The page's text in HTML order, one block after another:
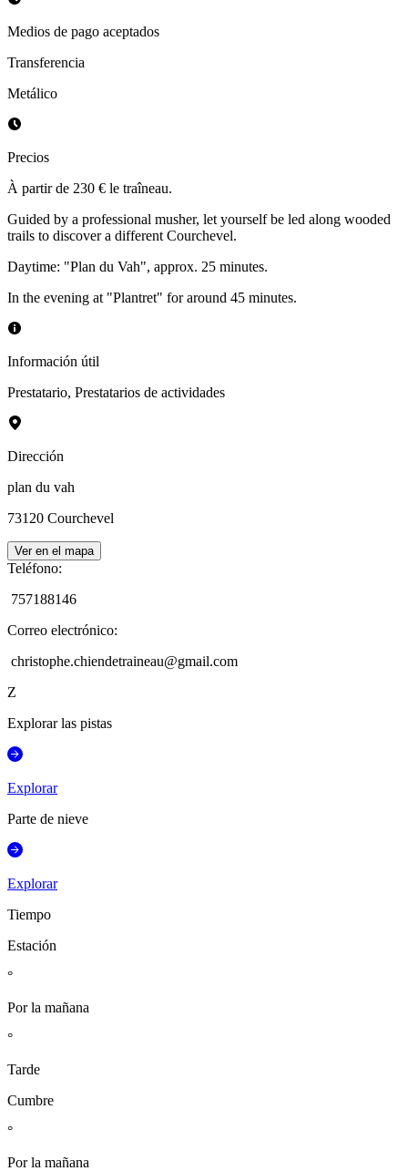
Medios de pago aceptados
Transferencia
Metálico
Precios
À partir de 230 € le traîneau.
Guided by a professional musher, let yourself be led along wooded
trails to discover a different Courchevel.
Daytime: "Plan du Vah", approx. 25 minutes.
In the evening at "Plantret" for around 45 minutes.
Información útil
Prestatario, Prestatarios de actividades
Dirección
plan du vah
73120 Courchevel
Ver en el mapa
Teléfono:
757188146
Correo electrónico:
christophe.chiendetraineau@gmail.com
Z
Explorar las pistas
Explorar
Parte de nieve
Explorar
Tiempo
Estación
°
Por la mañana
°
Tarde
Cumbre
°
Por la mañana